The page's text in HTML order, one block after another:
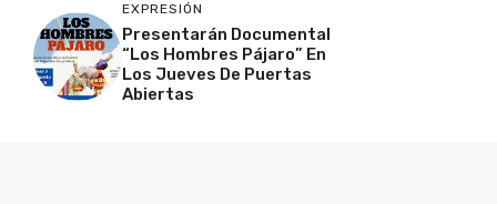
EXPRESIÓN
Presentarán Documental
“Los Hombres Pájaro” En
Los Jueves De Puertas
Abiertas